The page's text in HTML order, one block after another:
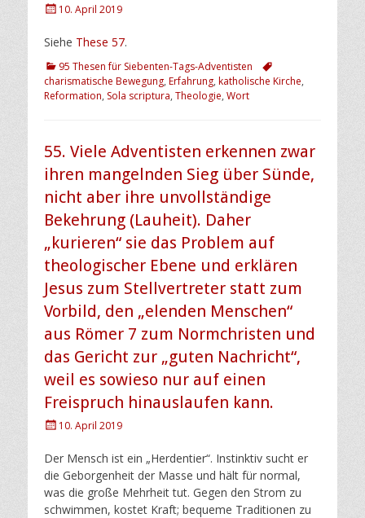
Posted10. April 2019
Siehe These 57.
Kategorien
95 Thesen für Siebenten-Tags-Adventisten
Schlagworte
charismatische Bewegung, Erfahrung, katholische Kirche,
Reformation, Sola scriptura, Theologie, Wort
55. Viele Adventisten erkennen zwar
ihren mangelnden Sieg über Sünde,
nicht aber ihre unvollständige
Bekehrung (Lauheit). Daher
„kurieren“ sie das Problem auf
theologischer Ebene und erklären
Jesus zum Stellvertreter statt zum
Vorbild, den „elenden Menschen“
aus Römer 7 zum Normchristen und
das Gericht zur „guten Nachricht“,
weil es sowieso nur auf einen
Freispruch hinauslaufen kann.
Posted10. April 2019
Der Mensch ist ein „Herdentier“. Instinktiv sucht er
die Geborgenheit der Masse und hält für normal,
was die große Mehrheit tut. Gegen den Strom zu
schwimmen, kostet Kraft; bequeme Traditionen zu